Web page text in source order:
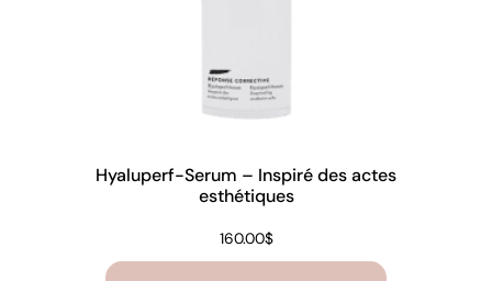
Hyaluperf-Serum – Inspiré des actes
esthétiques
160.00$